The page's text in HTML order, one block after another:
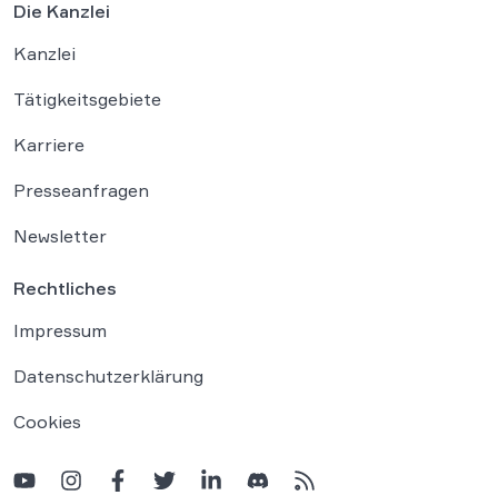
Die Kanzlei
Kanzlei
Tätigkeitsgebiete
Karriere
Presseanfragen
Newsletter
Rechtliches
Impressum
Datenschutzerklärung
Cookies